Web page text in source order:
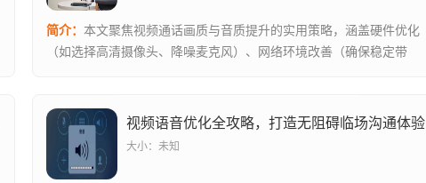
简介：本文聚焦视频通话画质与音质提升的实用策略，涵盖硬件优化
（如选择高清摄像头、降噪麦克风）、网络环境改善（确保稳定带
视频语音优化全攻略，打造无阻碍临场沟通体验
大小：未知